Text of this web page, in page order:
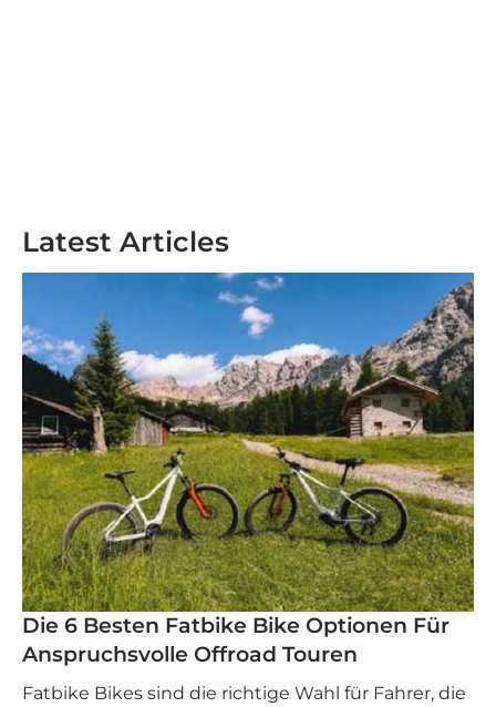
Latest Articles
Die 6 Besten Fatbike Bike Optionen Für
Anspruchsvolle Offroad Touren
Fatbike Bikes sind die richtige Wahl für Fahrer, die